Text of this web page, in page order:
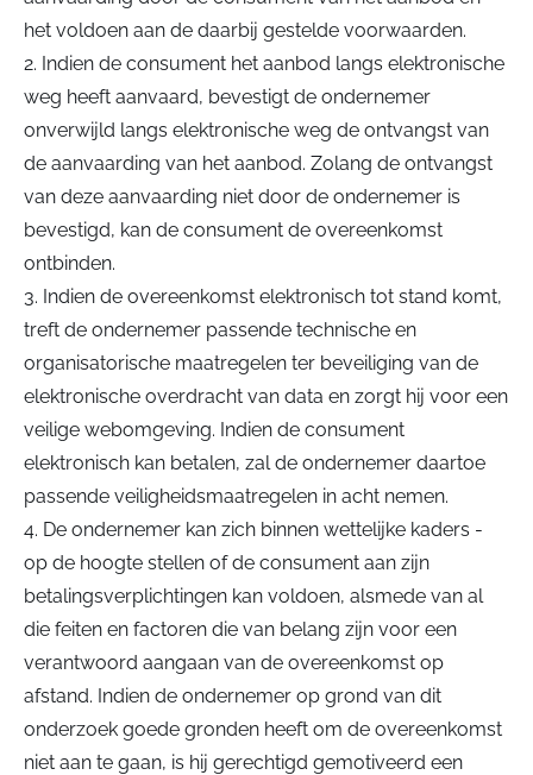
het voldoen aan de daarbij gestelde voorwaarden.
2. Indien de consument het aanbod langs elektronische
weg heeft aanvaard, bevestigt de ondernemer
onverwijld langs elektronische weg de ontvangst van
de aanvaarding van het aanbod. Zolang de ontvangst
van deze aanvaarding niet door de ondernemer is
bevestigd, kan de consument de overeenkomst
ontbinden.
3. Indien de overeenkomst elektronisch tot stand komt,
treft de ondernemer passende technische en
organisatorische maatregelen ter beveiliging van de
elektronische overdracht van data en zorgt hij voor een
veilige webomgeving. Indien de consument
elektronisch kan betalen, zal de ondernemer daartoe
passende veiligheidsmaatregelen in acht nemen.
4. De ondernemer kan zich binnen wettelijke kaders -
op de hoogte stellen of de consument aan zijn
betalingsverplichtingen kan voldoen, alsmede van al
die feiten en factoren die van belang zijn voor een
verantwoord aangaan van de overeenkomst op
afstand. Indien de ondernemer op grond van dit
onderzoek goede gronden heeft om de overeenkomst
niet aan te gaan, is hij gerechtigd gemotiveerd een